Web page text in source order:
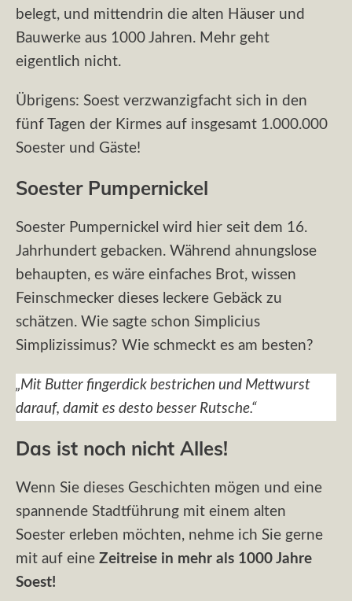
belegt, und mittendrin die alten Häuser und
Bauwerke aus 1000 Jahren. Mehr geht
eigentlich nicht.
Übrigens: Soest verzwanzigfacht sich in den
fünf Tagen der Kirmes auf insgesamt 1.000.000
Soester und Gäste!
Soester Pumpernickel
Soester Pumpernickel wird hier seit dem 16.
Jahrhundert gebacken. Während ahnungslose
behaupten, es wäre einfaches Brot, wissen
Feinschmecker dieses leckere Gebäck zu
schätzen. Wie sagte schon Simplicius
Simplizissimus? Wie schmeckt es am besten?
„Mit Butter fingerdick bestrichen und Mettwurst
darauf, damit es desto besser Rutsche.“
Das ist noch nicht Alles!
Wenn Sie dieses Geschichten mögen und eine
spannende Stadtführung mit einem alten
Soester erleben möchten, nehme ich Sie gerne
mit auf eine Zeitreise in mehr als 1000 Jahre
Soest!